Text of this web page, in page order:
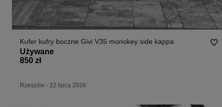
Kufer kufry boczne Givi V35 monokey side kappa
Używane
850 zł
Rzeszów - 22 lipca 2026